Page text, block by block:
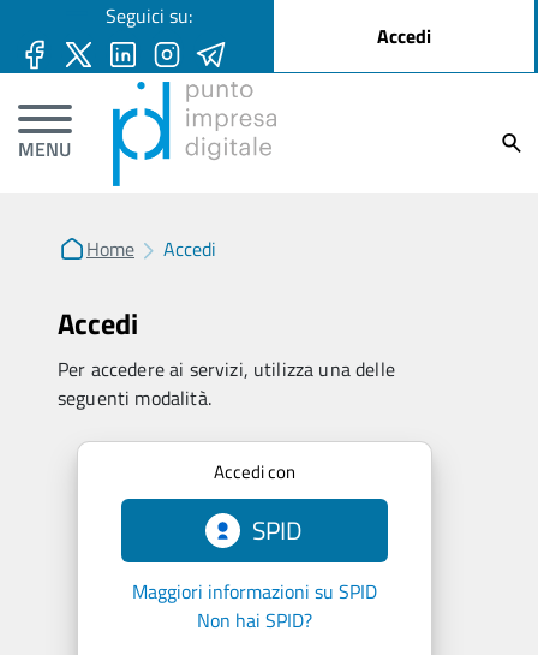
Seguici su: User account menu
Accedi
MENU
Home Accedi
Accedi
Per accedere ai servizi, utilizza una delle
seguenti modalità.
Accedi con
SPID
Maggiori informazioni su SPID
Non hai SPID?